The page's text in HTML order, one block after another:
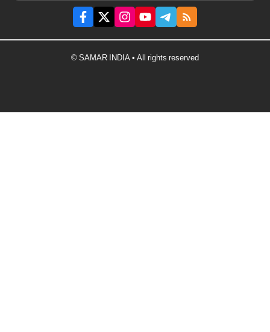
© SAMAR INDIA • All rights reserved